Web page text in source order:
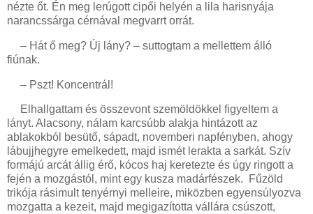
nézte őt. Én meg lerúgott cipői helyén a lila harisnyája
narancssárga cérnával megvarrt orrát.
– Hát ő meg? Új lány? – suttogtam a mellettem álló
fiúnak.
– Pszt! Koncentrál!
Elhallgattam és összevont szemöldökkel figyeltem a
lányt. Alacsony, nálam karcsúbb alakja hintázott az
ablakokból besütő, sápadt, novemberi napfényben, ahogy
lábujjhegyre emelkedett, majd ismét lerakta a sarkát. Szív
formájú arcát állig érő, kócos haj keretezte és úgy ringott a
fején a mozgástól, mint egy kusza madárfészek.
Fűzöld
trikója rásimult tenyérnyi melleire, miközben egyensúlyozva
mozgatta a kezeit, majd megigazította vállára csúszott,